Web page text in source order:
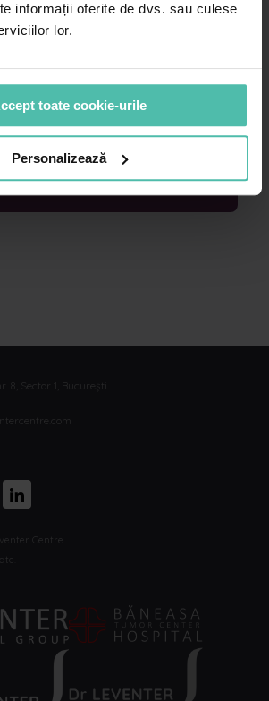
informații oferite de dvs. sau culese
lor.
toate cookie-urile
Personalizează
o programare in
sauBaneasa
TE ONLINE
0374 415 744
8, Sector 1, București
Centre